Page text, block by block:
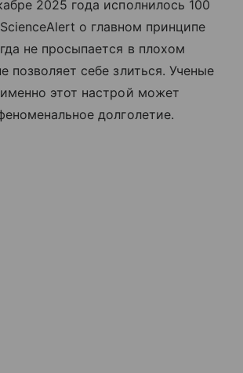
2025 года исполнилось 100
о главном принципе
не просыпается в плохом
позволяет себе злиться. Ученые
этот настрой может
долголетие.